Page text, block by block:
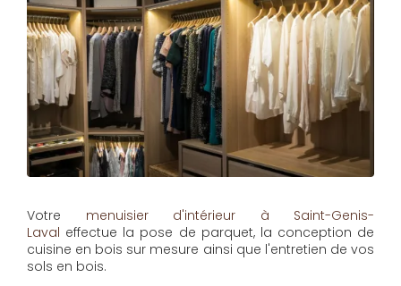
Votre menuisier d'intérieur à Saint-Genis-
Laval effectue la pose de parquet, la conception de
cuisine en bois sur mesure ainsi que l'entretien de vos
sols en bois.